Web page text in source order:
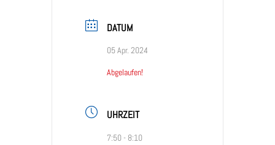
DATUM
05 Apr. 2024
Abgelaufen!
UHRZEIT
7:50 - 8:10